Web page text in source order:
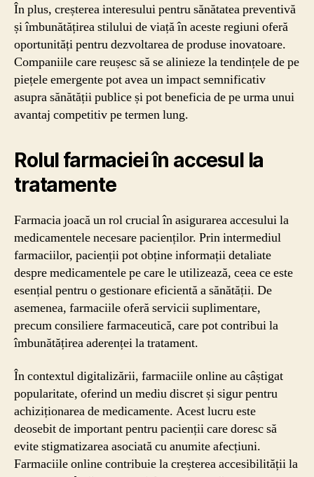
În plus, creșterea interesului pentru sănătatea preventivă
și îmbunătățirea stilului de viață în aceste regiuni oferă
oportunități pentru dezvoltarea de produse inovatoare.
Companiile care reușesc să se alinieze la tendințele de pe
piețele emergente pot avea un impact semnificativ
asupra sănătății publice și pot beneficia de pe urma unui
avantaj competitiv pe termen lung.
Rolul farmaciei în accesul la
tratamente
Farmacia joacă un rol crucial în asigurarea accesului la
medicamentele necesare pacienților. Prin intermediul
farmaciilor, pacienții pot obține informații detaliate
despre medicamentele pe care le utilizează, ceea ce este
esențial pentru o gestionare eficientă a sănătății. De
asemenea, farmaciile oferă servicii suplimentare,
precum consiliere farmaceutică, care pot contribui la
îmbunătățirea aderenței la tratament.
În contextul digitalizării, farmaciile online au câștigat
popularitate, oferind un mediu discret și sigur pentru
achiziționarea de medicamente. Acest lucru este
deosebit de important pentru pacienții care doresc să
evite stigmatizarea asociată cu anumite afecțiuni.
Farmaciile online contribuie la creșterea accesibilității la